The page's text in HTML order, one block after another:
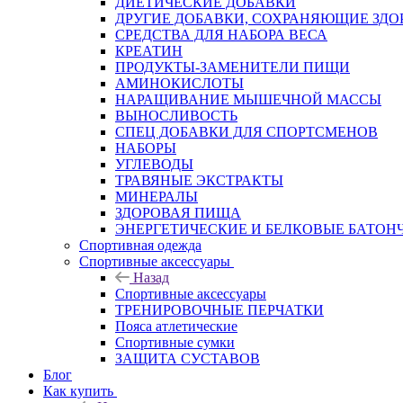
ДРУГИЕ ДОБАВКИ, СОХРАНЯЮЩИЕ
СРЕДСТВА ДЛЯ НАБОРА ВЕСА
КРЕАТИН
ПРОДУКТЫ-ЗАМЕНИТЕЛИ ПИЩИ
АМИНОКИСЛОТЫ
НАРАЩИВАНИЕ МЫШЕЧНОЙ МАССЫ
ВЫНОСЛИВОСТЬ
СПЕЦ ДОБАВКИ ДЛЯ СПОРТСМЕНОВ
НАБОРЫ
УГЛЕВОДЫ
ТРАВЯНЫЕ ЭКСТРАКТЫ
МИНЕРАЛЫ
ЗДОРОВАЯ ПИЩА
ЭНЕРГЕТИЧЕСКИЕ И БЕЛКОВЫЕ
Спортивная одежда
Спортивные аксессуары
Назад
Спортивные аксессуары
ТРЕНИРОВОЧНЫЕ ПЕРЧАТКИ
Пояса атлетические
Спортивные сумки
ЗАЩИТА СУСТАВОВ
Блог
Как купить